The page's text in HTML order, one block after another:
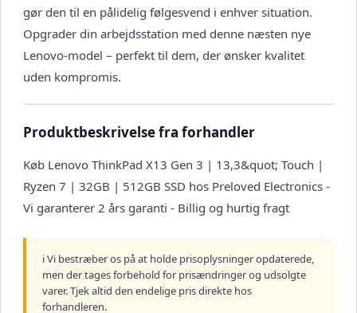
gør den til en pålidelig følgesvend i enhver situation.
Opgrader din arbejdsstation med denne næsten nye
Lenovo-model – perfekt til dem, der ønsker kvalitet
uden kompromis.
Produktbeskrivelse fra forhandler
Køb Lenovo ThinkPad X13 Gen 3 | 13,3&quot; Touch |
Ryzen 7 | 32GB | 512GB SSD hos Preloved Electronics -
Vi garanterer 2 års garanti - Billig og hurtig fragt
ℹ️ Vi bestræber os på at holde prisoplysninger opdaterede,
men der tages forbehold for prisændringer og udsolgte
varer. Tjek altid den endelige pris direkte hos
forhandleren.